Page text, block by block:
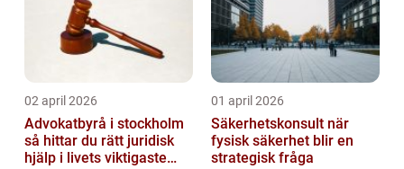
02 april 2026
Advokatbyrå i stockholm
så hittar du rätt juridisk
hjälp i livets viktigaste
01 april 2026
Säkerhetskonsult när
fysisk säkerhet blir en
strategisk fråga